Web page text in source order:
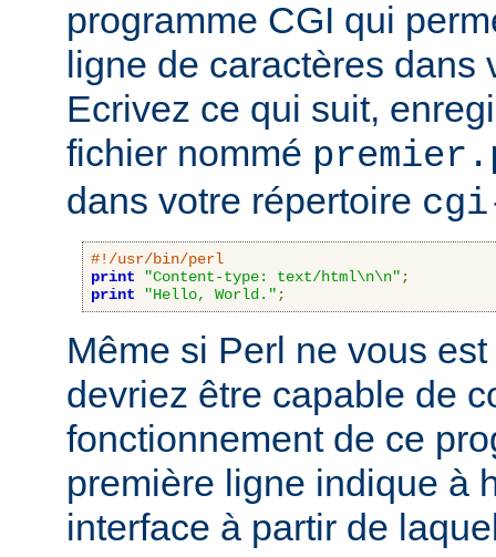
programme CGI qui
ligne de caractères dans
Ecrivez ce qui suit,
fichier nommé
dans votre répertoire
#!/usr/bin/perl
print
"Content-type: text/html\n\n" ;
print
"Hello, World." ;
Même si Perl ne vous
devriez être capable de
fonctionnement de ce
première ligne indique à
interface à partir de